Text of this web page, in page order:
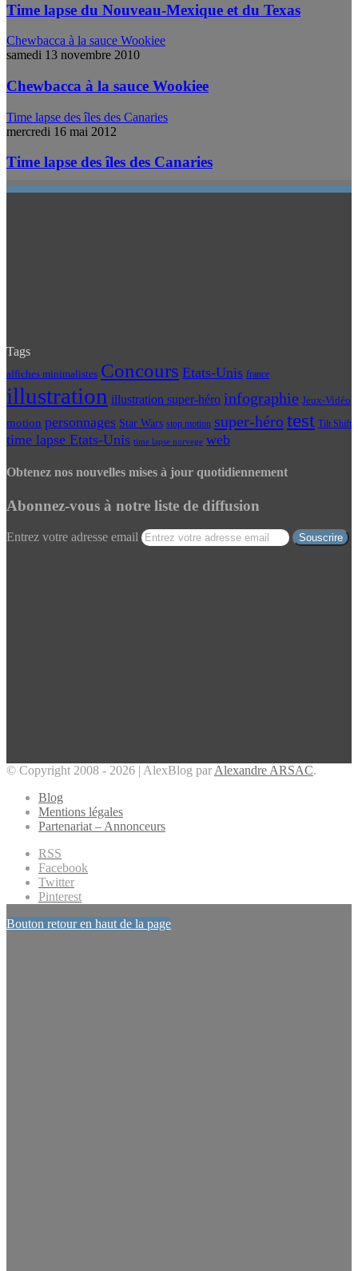
Time lapse du Nouveau-Mexique et du Texas
Chewbacca à la sauce Wookiee
samedi 13 novembre 2010
Chewbacca à la sauce Wookiee
Time lapse des îles des Canaries
mercredi 16 mai 2012
Time lapse des îles des Canaries
Tags
affiches minimalistes Concours Etats-Unis france
illustration illustration super-héro infographie Jeux-Vidéo
motion personnages Star Wars stop motion super-hérotest Tilt Shift
time lapse Etats-Unis time lapse norvege web
Obtenez nos nouvelles mises à jour quotidiennement
Abonnez-vous à notre liste de diffusion
Entrez votre adresse email
© Copyright 2008 - 2026 | AlexBlog par Alexandre ARSAC.
Blog
Mentions légales
Partenariat – Annonceurs
RSS
Facebook
Twitter
Pinterest
Bouton retour en haut de la page